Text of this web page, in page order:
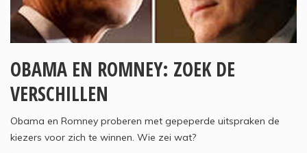
OBAMA EN ROMNEY: ZOEK DE
VERSCHILLEN
Obama en Romney proberen met gepeperde uitspraken de
kiezers voor zich te winnen. Wie zei wat?